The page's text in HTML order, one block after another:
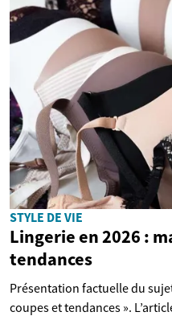
STYLE DE VIE
Lingerie en 2026 :
tendances
Présentation factuelle du
coupes et tendances ».